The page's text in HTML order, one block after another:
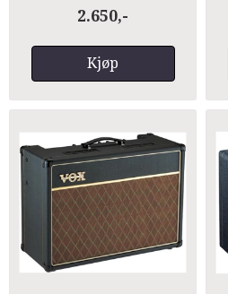
funksjoner videre
2.650,-
Kjøp